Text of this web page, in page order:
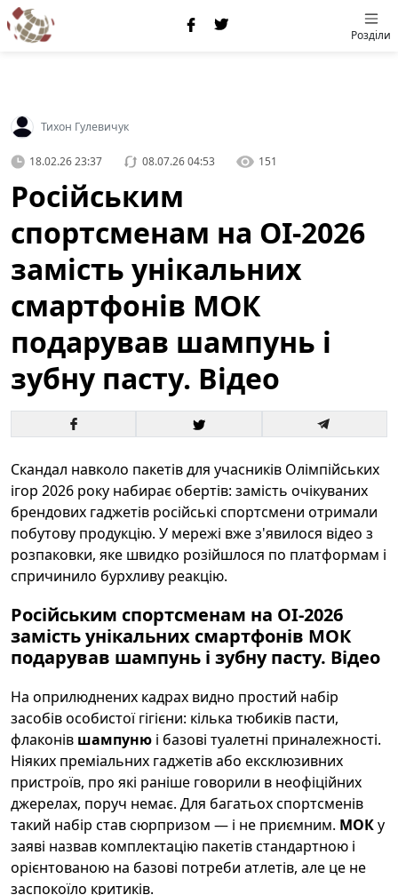
Розділи
Тихон Гулевичук
18.02.26 23:37 08.07.26 04:53 151
Російським
спортсменам на ОІ-2026
замість унікальних
смартфонів МОК
подарував шампунь і
зубну пасту. Відео
Скандал навколо пакетів для учасників Олімпійських
ігор 2026 року набирає обертів: замість очікуваних
брендових гаджетів російські спортсмени отримали
побутову продукцію. У мережі вже з'явилося відео з
розпаковки, яке швидко розійшлося по платформам і
спричинило бурхливу реакцію.
Російським спортсменам на ОІ-2026
замість унікальних смартфонів МОК
подарував шампунь і зубну пасту. Відео
На оприлюднених кадрах видно простий набір
засобів особистої гігієни: кілька тюбиків пасти,
флаконів шампуню і базові туалетні приналежності.
Ніяких преміальних гаджетів або ексклюзивних
пристроїв, про які раніше говорили в неофіційних
джерелах, поруч немає. Для багатьох спортсменів
такий набір став сюрпризом — і не приємним. МОКу
заяві назвав комплектацію пакетів стандартною і
орієнтованою на базові потреби атлетів, але це не
заспокоїло критиків.